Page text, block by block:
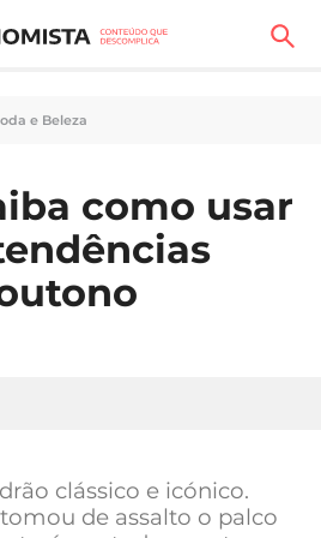
e Beleza
como usar
clássico e icónico.
de assalto o palco